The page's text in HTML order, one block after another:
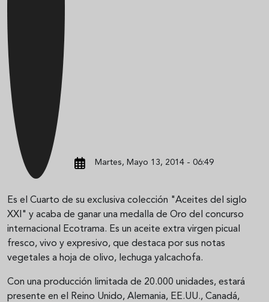
Martes, Mayo 13, 2014 - 06:49
Es el Cuarto de su exclusiva colección "Aceites del siglo
XXI" y acaba de ganar una medalla de Oro del concurso
internacional Ecotrama. Es un aceite extra virgen picual
fresco, vivo y expresivo, que destaca por sus notas
vegetales a hoja de olivo, lechuga yalcachofa.
Con una producción limitada de 20.000 unidades, estará
presente en el Reino Unido, Alemania, EE.UU., Canadá,